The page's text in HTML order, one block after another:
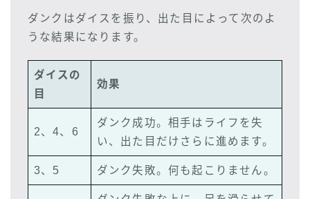
ダンクはダイスを振り、出た目によって次のよ
うな結果になります。
ダイスの
目
効果
2、4、6
ダンク成功。相手はライフを失
い、出た目だけさらに進めます。
3、5 ダンク失敗。何も起こりません。